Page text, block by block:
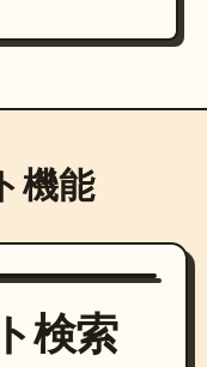
機能
検索